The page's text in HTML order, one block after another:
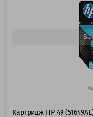
Картридж HP 49 (51649AE)